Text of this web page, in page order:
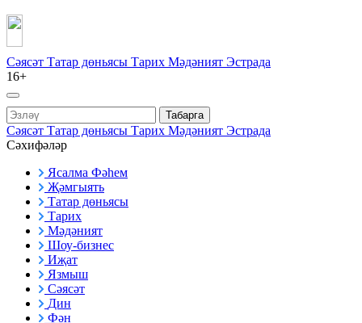
Сәясәт Татар дөньясы Тарих Мәдәният Эстрада
16+
Табарга
Сәясәт Татар дөньясы Тарих Мәдәният Эстрада
Сәхифәләр
Ясалма Фәһем
Җәмгыять
Татар дөньясы
Тарих
Мәдәният
Шоу-бизнес
Иҗат
Язмыш
Сәясәт
Дин
Фән